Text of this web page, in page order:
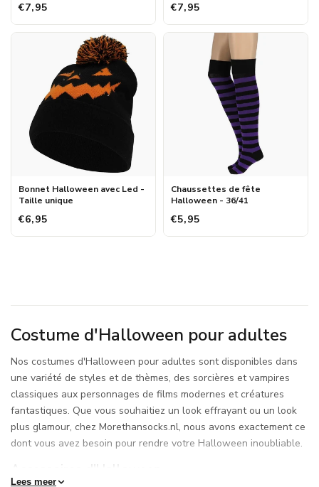
€7,95 €7,95
Bonnet Halloween avec Led -
Taille unique
€6,95
Chaussettes de fête
Halloween - 36/41
€5,95
Costume d'Halloween pour adultes
Nos costumes d'Halloween pour adultes sont disponibles dans
une variété de styles et de thèmes, des sorcières et vampires
classiques aux personnages de films modernes et créatures
fantastiques. Que vous souhaitiez un look effrayant ou un look
plus glamour, chez Morethansocks.nl, nous avons exactement ce
dont vous avez besoin pour rendre votre Halloween inoubliable.
Lees meer